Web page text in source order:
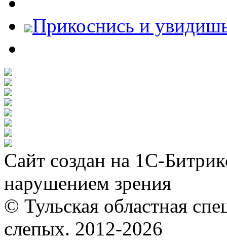
Прикоснись и
Сайт создан на 1С-
нарушением зрения
© Тульская областная
слепых. 2012-2026